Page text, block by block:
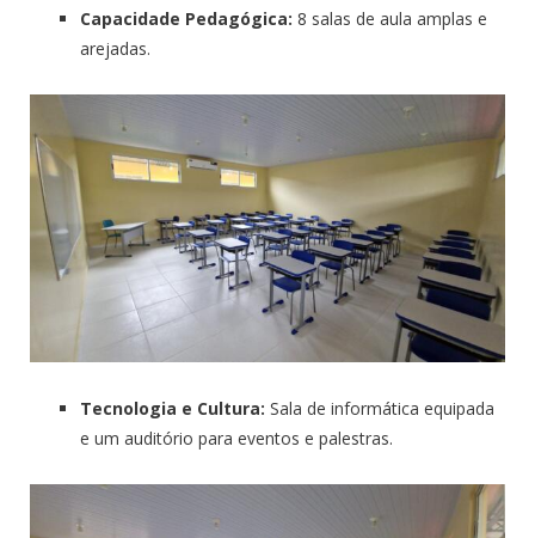
Capacidade Pedagógica: 8 salas de aula amplas e
arejadas.
Tecnologia e Cultura: Sala de informática equipada
e um auditório para eventos e palestras.